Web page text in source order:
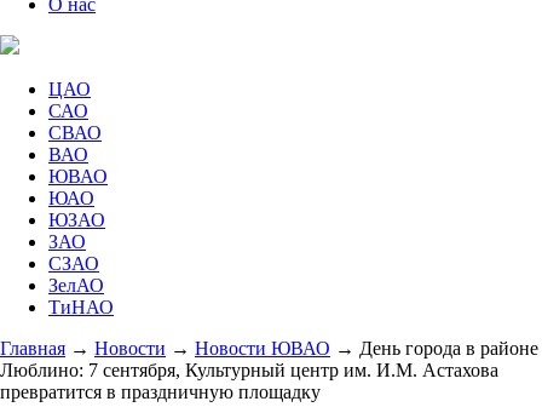
О нас
ЦАО
САО
СВАО
ВАО
ЮВАО
ЮАО
ЮЗАО
ЗАО
СЗАО
ЗелАО
ТиНАО
Главная → Новости → Новости ЮВАО → День города в районе
Люблино: 7 сентября, Культурный центр им. И.М. Астахова
превратится в праздничную площадку